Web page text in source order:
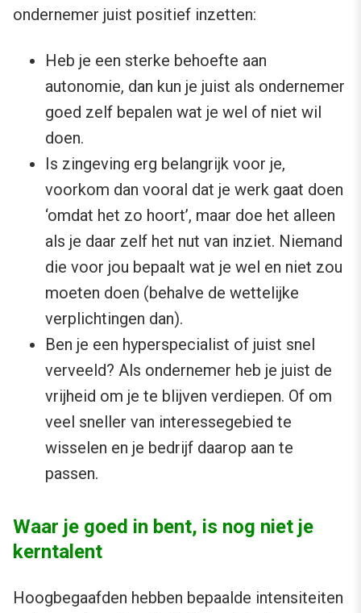
ondernemer juist positief inzetten:
Heb je een sterke behoefte aan
autonomie, dan kun je juist als ondernemer
goed zelf bepalen wat je wel of niet wil
doen.
Is zingeving erg belangrijk voor je,
voorkom dan vooral dat je werk gaat doen
‘omdat het zo hoort’, maar doe het alleen
als je daar zelf het nut van inziet. Niemand
die voor jou bepaalt wat je wel en niet zou
moeten doen (behalve de wettelijke
verplichtingen dan).
Ben je een hyperspecialist of juist snel
verveeld? Als ondernemer heb je juist de
vrijheid om je te blijven verdiepen. Of om
veel sneller van interessegebied te
wisselen en je bedrijf daarop aan te
passen.
Waar je goed in bent, is nog niet je
kerntalent
Hoogbegaafden hebben bepaalde intensiteiten